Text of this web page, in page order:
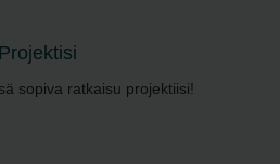
Projektisi
sopiva ratkaisu projektiisi!